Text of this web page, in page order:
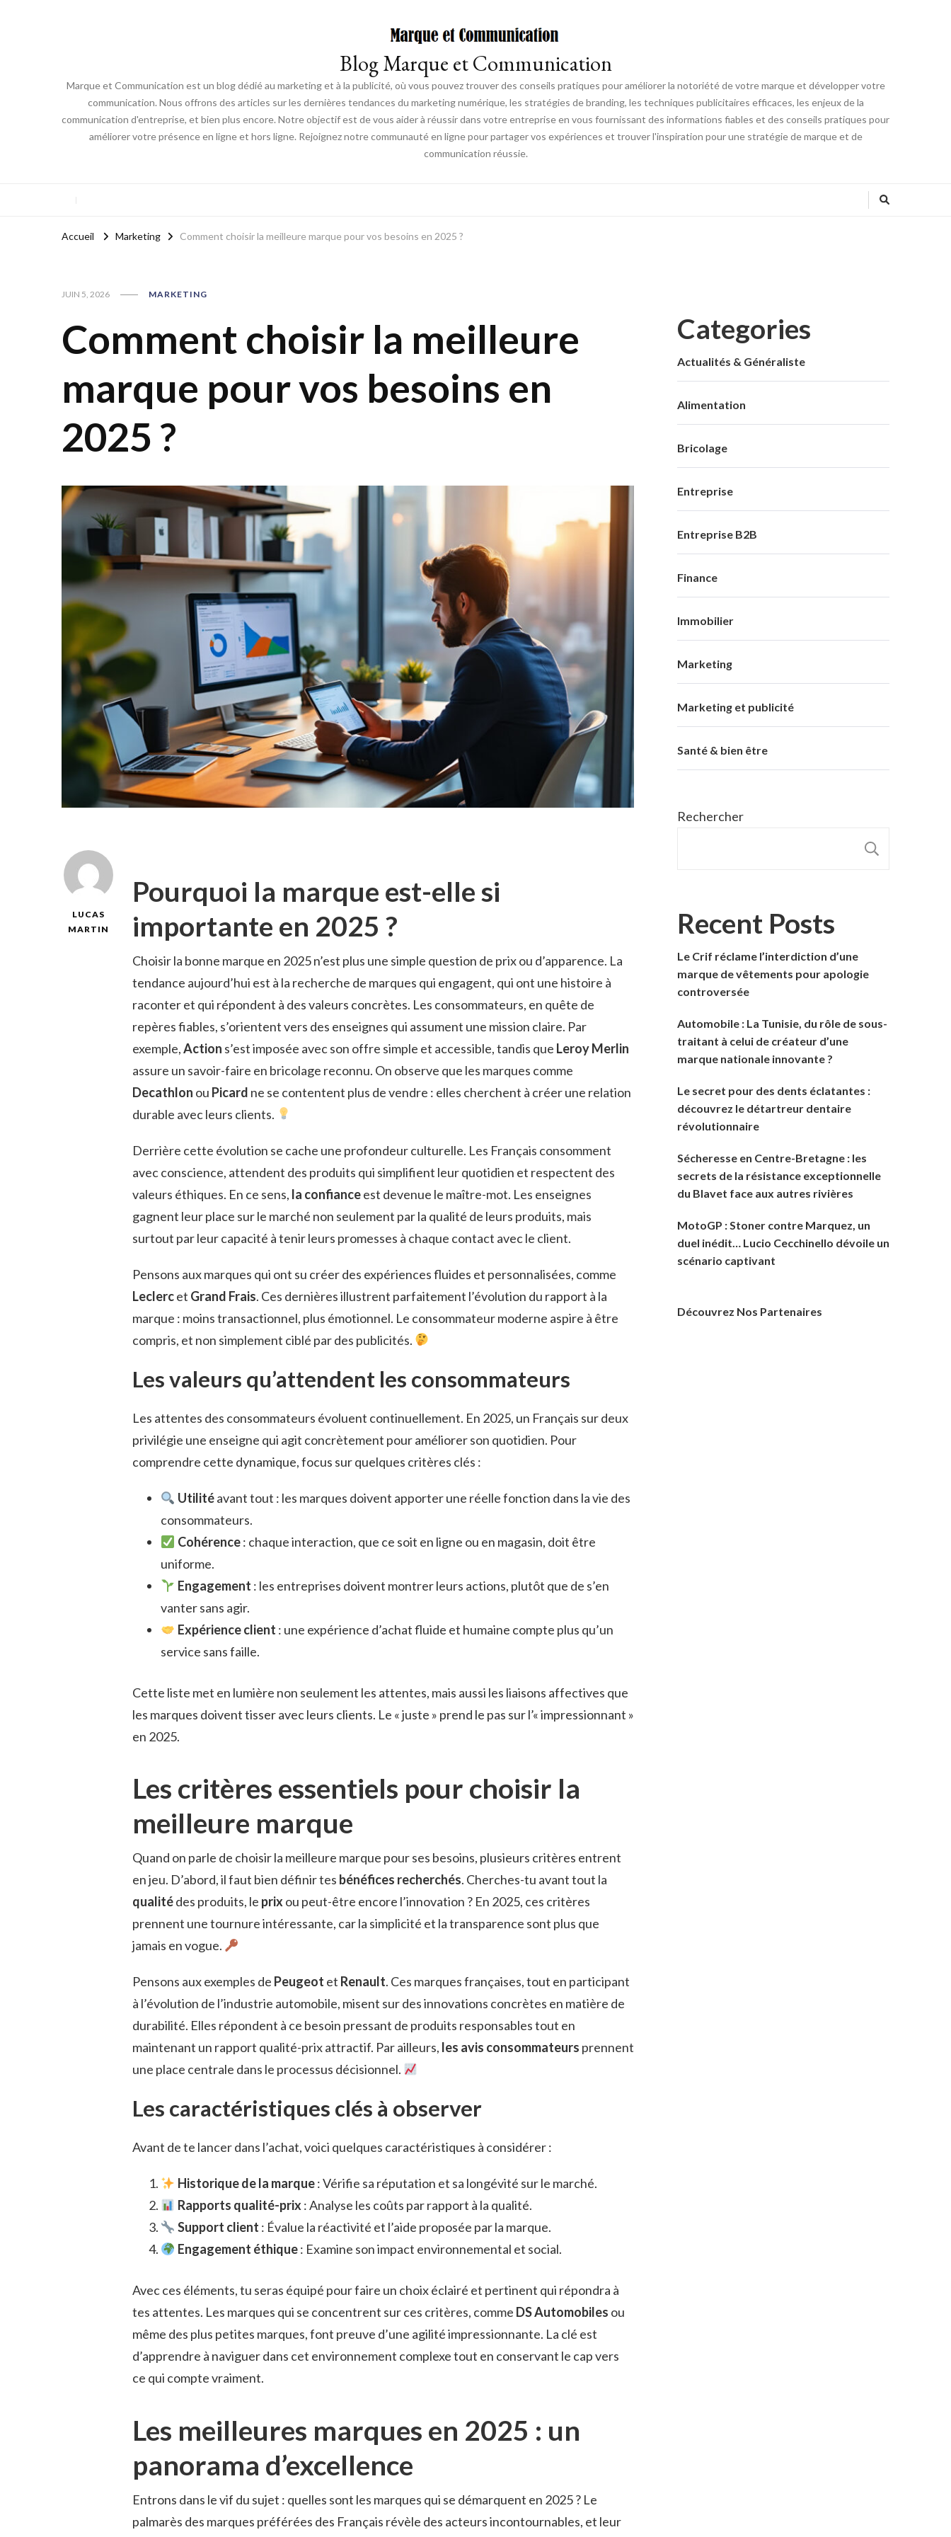
Blog Marque et Communication
Marque et Communication est un blog dédié au marketing et à la publicité, où vous pouvez trouver des conseils pratiques pour améliorer la notoriété de votre marque et développer votre
communication. Nous offrons des articles sur les dernières tendances du marketing numérique, les stratégies de branding, les techniques publicitaires efficaces, les enjeux de la
communication d'entreprise, et bien plus encore. Notre objectif est de vous aider à réussir dans votre entreprise en vous fournissant des informations fiables et des conseils pratiques pour
améliorer votre présence en ligne et hors ligne. Rejoignez notre communauté en ligne pour partager vos expériences et trouver l'inspiration pour une stratégie de marque et de
communication réussie.
Accueil Marketing Comment choisir la meilleure marque pour vos besoins en 2025 ?
JUIN 5, 2026 MARKETING
Comment choisir la meilleure
marque pour vos besoins en
2025 ?
LUCAS
MARTIN
Pourquoi la marque est-elle si
importante en 2025 ?
Choisir la bonne marque en 2025 n’est plus une simple question de prix ou d’apparence. La
tendance aujourd’hui est à la recherche de marques qui engagent, qui ont une histoire à
raconter et qui répondent à des valeurs concrètes. Les consommateurs, en quête de
repères fiables, s’orientent vers des enseignes qui assument une mission claire. Par
exemple,Action s’est imposée avec son offre simple et accessible, tandis que Leroy Merlin
assure un savoir-faire en bricolage reconnu. On observe que les marques comme
Decathlon ou Picard ne se contentent plus de vendre : elles cherchent à créer une relation
durable avec leurs clients.
Derrière cette évolution se cache une profondeur culturelle. Les Français consomment
avec conscience, attendent des produits qui simplifient leur quotidien et respectent des
valeurs éthiques. En ce sens, la confianceest devenue le maître-mot. Les enseignes
gagnent leur place sur le marché non seulement par la qualité de leurs produits, mais
surtout par leur capacité à tenir leurs promesses à chaque contact avec le client.
Pensons aux marques qui ont su créer des expériences fluides et personnalisées, comme
Leclercet Grand Frais. Ces dernières illustrent parfaitement l’évolution du rapport à la
marque : moins transactionnel, plus émotionnel. Le consommateur moderne aspire à être
compris, et non simplement ciblé par des publicités.
Les valeurs qu’attendent les consommateurs
Les attentes des consommateurs évoluent continuellement. En 2025, un Français sur deux
privilégie une enseigne qui agit concrètement pour améliorer son quotidien. Pour
comprendre cette dynamique, focus sur quelques critères clés :
Utilitéavant tout : les marques doivent apporter une réelle fonction dans la vie des
consommateurs.
Cohérence: chaque interaction, que ce soit en ligne ou en magasin, doit être
uniforme.
Engagement : les entreprises doivent montrer leurs actions, plutôt que de s’en
vanter sans agir.
Expérience client : une expérience d’achat fluide et humaine compte plus qu’un
service sans faille.
Cette liste met en lumière non seulement les attentes, mais aussi les liaisons affectives que
les marques doivent tisser avec leurs clients. Le « juste » prend le pas sur l’« impressionnant »
en 2025.
Les critères essentiels pour choisir la
meilleure marque
Quand on parle de choisir la meilleure marque pour ses besoins, plusieurs critères entrent
en jeu. D’abord, il faut bien définir tes bénéfices recherchés. Cherches-tu avant tout la
qualitédes produits, le prix ou peut-être encore l’innovation ? En 2025, ces critères
prennent une tournure intéressante, car la simplicité et la transparence sont plus que
jamais en vogue.
Pensons aux exemples de Peugeot et Renault. Ces marques françaises, tout en participant
à l’évolution de l’industrie automobile, misent sur des innovations concrètes en matière de
durabilité. Elles répondent à ce besoin pressant de produits responsables tout en
maintenant un rapport qualité-prix attractif. Par ailleurs, les avis consommateurs prennent
une place centrale dans le processus décisionnel.
Les caractéristiques clés à observer
Avant de te lancer dans l’achat, voici quelques caractéristiques à considérer :
Historique de la marque: Vérifie sa réputation et sa longévité sur le marché.
Rapports qualité-prix: Analyse les coûts par rapport à la qualité.
Support client : Évalue la réactivité et l’aide proposée par la marque.
Engagement éthique: Examine son impact environnemental et social.
Avec ces éléments, tu seras équipé pour faire un choix éclairé et pertinent qui répondra à
tes attentes. Les marques qui se concentrent sur ces critères, comme DS Automobiles ou
même des plus petites marques, font preuve d’une agilité impressionnante. La clé est
d’apprendre à naviguer dans cet environnement complexe tout en conservant le cap vers
ce qui compte vraiment.
Les meilleures marques en 2025 : un
panorama d’excellence
Entrons dans le vif du sujet : quelles sont les marques qui se démarquent en 2025 ? Le
palmarès des marques préférées des Français révèle des acteurs incontournables, et leur
Categories
Actualités & Généraliste
Alimentation
Bricolage
Entreprise
Entreprise B2B
Finance
Immobilier
Marketing
Marketing et publicité
Santé & bien être
Rechercher
Recent Posts
Le Crif réclame l’interdiction d’une
marque de vêtements pour apologie
controversée
Automobile : La Tunisie, du rôle de sous-
traitant à celui de créateur d’une
marque nationale innovante ?
Le secret pour des dents éclatantes :
découvrez le détartreur dentaire
révolutionnaire
Sécheresse en Centre-Bretagne : les
secrets de la résistance exceptionnelle
du Blavet face aux autres rivières
MotoGP : Stoner contre Marquez, un
duel inédit… Lucio Cecchinello dévoile un
scénario captivant
Découvrez Nos Partenaires